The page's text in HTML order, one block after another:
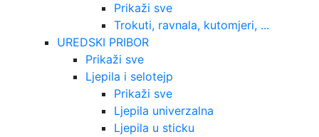
Prikaži sve
Trokuti, ravnala, kutomjeri, ...
UREDSKI PRIBOR
Prikaži sve
Ljepila i selotejp
Prikaži sve
Ljepila univerzalna
Ljepila u sticku